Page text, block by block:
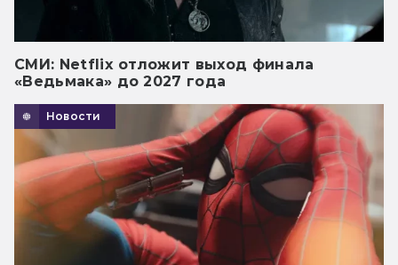
СМИ: Netflix отложит выход финала
«Ведьмака» до 2027 года
Новости